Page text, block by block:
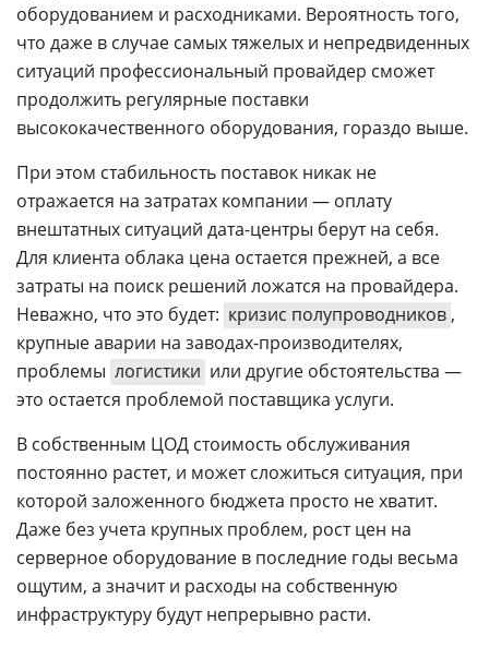
оборудованием и расходниками. Вероятность того,
что даже в случае самых тяжелых и непредвиденных
ситуаций профессиональный провайдер сможет
продолжить регулярные поставки
высококачественного оборудования, гораздо выше.
При этом стабильность поставок никак не
отражается на затратах компании — оплату
внештатных ситуаций дата-центры берут на себя.
Для клиента облака цена остается прежней, а все
затраты на поиск решений ложатся на провайдера.
Неважно, что это будет: кризис полупроводников ,
крупные аварии на заводах-производителях,
проблемы логистики или другие обстоятельства —
это остается проблемой поставщика услуги.
В собственным ЦОД стоимость обслуживания
постоянно растет, и может сложиться ситуация, при
которой заложенного бюджета просто не хватит.
Даже без учета крупных проблем, рост цен на
серверное оборудование в последние годы весьма
ощутим, а значит и расходы на собственную
инфраструктуру будут непрерывно расти.